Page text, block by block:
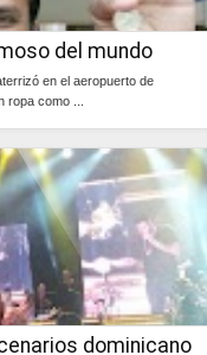
del mundo
en el aeropuerto de
como ...
dominicano